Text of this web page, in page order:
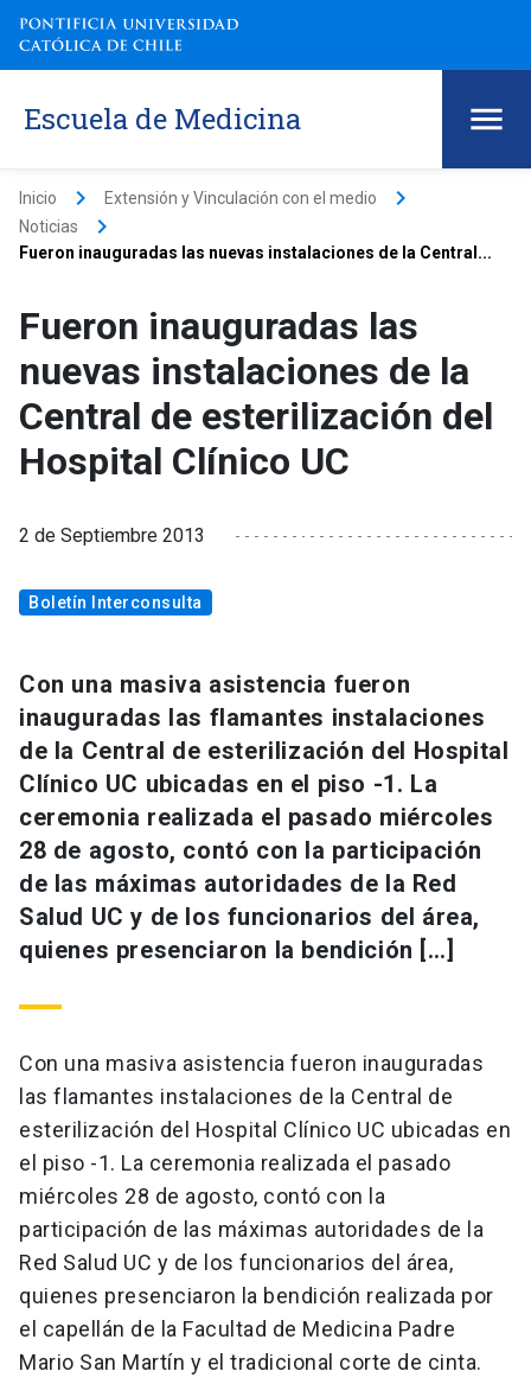
Escuela de Medicina
Inicio keyboard_arrow_right Extensión y Vinculación con el medio keyboard_arrow_right
Noticias keyboard_arrow_right
Fueron inauguradas las nuevas instalaciones de la Central...
Fueron inauguradas las
nuevas instalaciones de la
Central de esterilización del
Hospital Clínico UC
2 de Septiembre 2013
Boletín Interconsulta
Con una masiva asistencia fueron
inauguradas las flamantes instalaciones
de la Central de esterilización del Hospital
Clínico UC ubicadas en el piso -1. La
ceremonia realizada el pasado miércoles
28 de agosto, contó con la participación
de las máximas autoridades de la Red
Salud UC y de los funcionarios del área,
quienes presenciaron la bendición […]
Con una masiva asistencia fueron inauguradas
las flamantes instalaciones de la Central de
esterilización del Hospital Clínico UC ubicadas en
el piso -1. La ceremonia realizada el pasado
miércoles 28 de agosto, contó con la
participación de las máximas autoridades de la
Red Salud UC y de los funcionarios del área,
quienes presenciaron la bendición realizada por
el capellán de la Facultad de Medicina Padre
Mario San Martín y el tradicional corte de cinta.